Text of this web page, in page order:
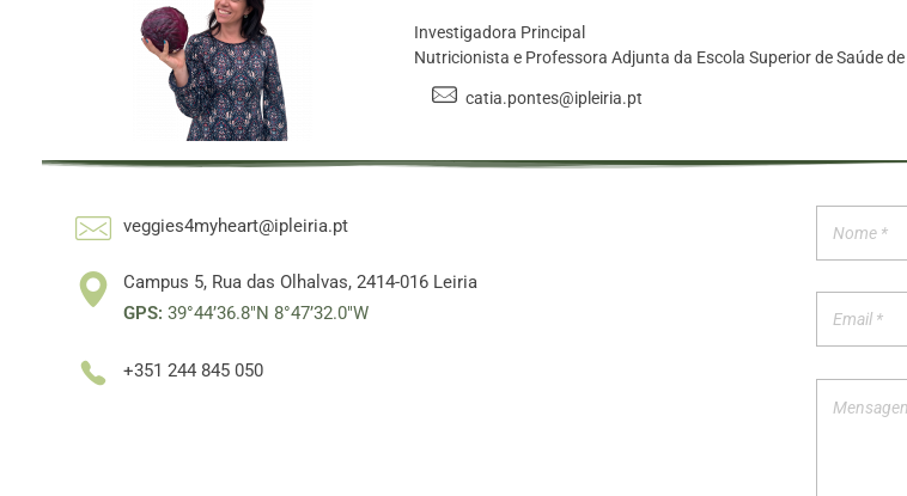
Investigadora Principal
Nutricionista e Professora Adjunta da Escola Superior de Saúde
catia.pontes@ipleiria.pt
veggies4myheart@ipleiria.pt
Campus 5, Rua das Olhalvas, 2414-016 Leiria
GPS: 39°44’36.8″N 8°47’32.0″W
+351 244 845 050